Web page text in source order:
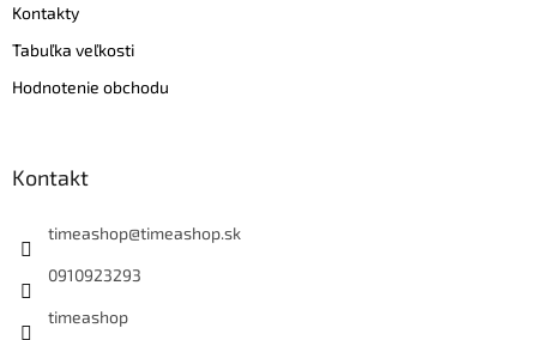
Kontakty
Tabuľka veľkosti
Hodnotenie obchodu
Kontakt
timeashop@timeashop.sk
0910923293
timeashop